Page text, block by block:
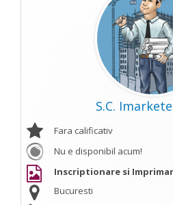
S.C.
Fara calificativ
Nu e disponibil acum!
Inscriptionare si
Bucuresti